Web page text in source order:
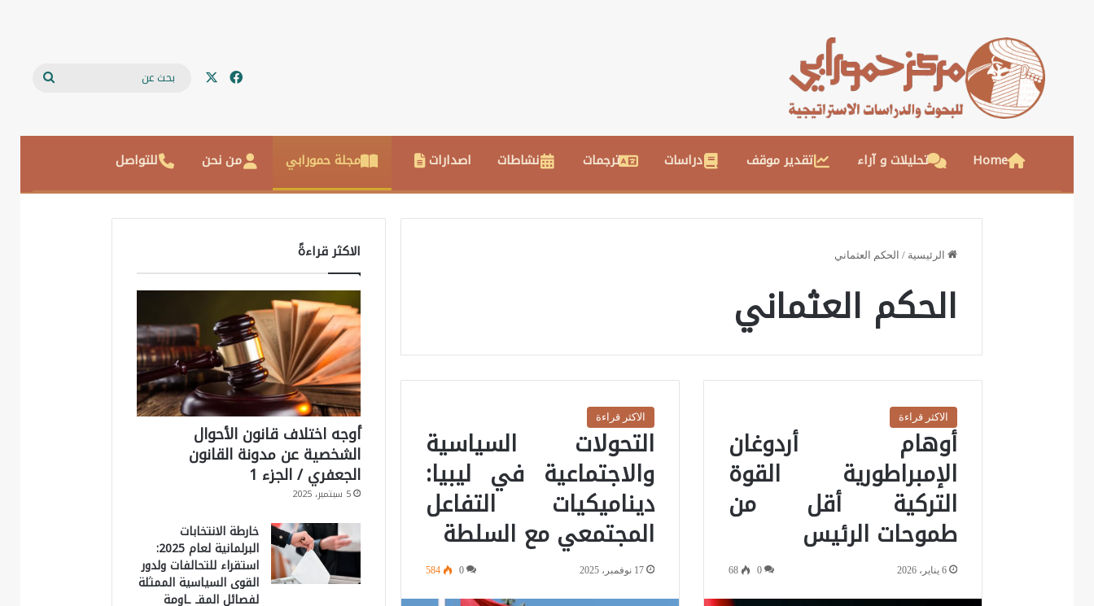
فيسبوك
Home تحليلات و آراء تقدير موقف دراسات ترجمات نشاطات اصدارات مجلة حمورابي من نحن للتواصل
الرئيسية / الحكم العثماني
الحكم العثماني
الاكثر قراءة
أوهام أردوغان
الإمبراطورية القوة
التركية أقل من
طموحات الرئيس
6 يناير، 2026 0
68
الاكثر قراءة
التحولات السياسية
والاجتماعية في ليبيا:
ديناميكيات التفاعل
المجتمعي مع السلطة
17 نوفمبر، 2025 0
584
الاكثر قراءةً
أوجه اختلاف قانون الأحوال
الشخصية عن مدونة القانون
الجعفري / الجزء 1
5 سبتمبر، 2025
خارطة الانتخابات
البرلمانية لعام 2025:
استقراء للتحالفات ولدور
القوى السياسية الممثلة
لفصائل المقـ ـاومة